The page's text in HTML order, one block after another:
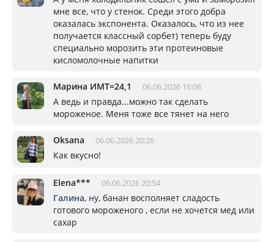
мне все, что у стенок. Среди этого добра
оказалась экспонента. Оказалось, что из нее
получается классный сорбет) теперь буду
специально морозить эти протеиновые
кисломолочные напитки
Марина ИМТ=24,1 06.06.2026 16:06
А ведь и правда...можно так сделать
мороженое. Меня тоже все тянет на него
Oksana 06.06.2026 20:26
Как вкусно!
Elena*** 06.06.2026 20:54
Галина, ну, банан восполняет сладость
готового мороженого , если не хочется мед или
сахар